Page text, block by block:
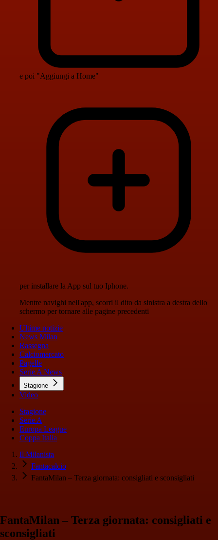
e poi "Aggiungi a Home"
per installare la App sul tuo Iphone.
Mentre navighi nell'app, scorri il dito da sinistra a destra dello
schermo per tornare alle pagine precedenti
Ultime notizie
News Milan
Rassegna
Calciomercato
Pagelle
Serie A News
Stagione
Video
Stagione
Serie A
Europa League
Coppa Italia
Il Milanista
Fantacalcio
FantaMilan – Terza giornata: consigliati e sconsigliati
FantaMilan – Terza giornata: consigliati e
sconsigliati